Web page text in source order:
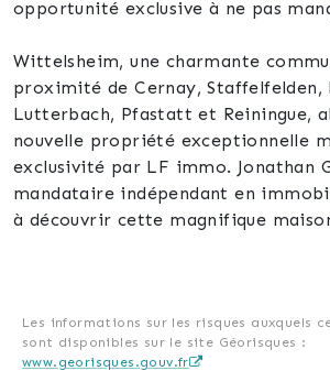
opportunité exclusive à ne pas
Wittelsheim, une charmante
proximité de Cernay, Staffelfelden,
Lutterbach, Pfastatt et Reiningue,
nouvelle propriété exceptionnelle
exclusivité par LF immo. Jonathan
mandataire indépendant en
à découvrir cette magnifique
Cette maison se distingue par son
pratique et fonctionnel, offrant un
Les informations sur les risques auxquels
sont disponibles sur le site Géorisques :
www.georisques.gouv.fr